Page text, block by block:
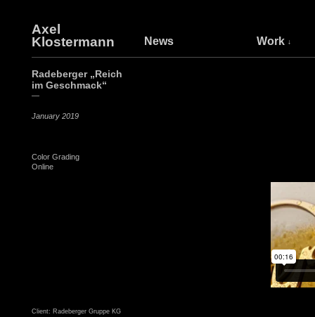
Axel
Klostermann
News Work
Radeberger „Reich
im Geschmack“
—
January 2019
Color Grading
Online
Client: Radeberger Gruppe KG